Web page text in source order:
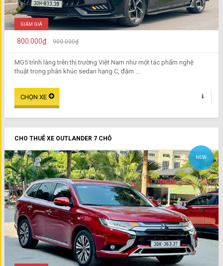
GIẢM GIÁ
800.000₫ 900.000₫
MG5 trình làng trên thị trường Việt Nam như một tác phẩm nghệ
thuật trong phân khúc sedan hạng C, đậm ...
CHO THUÊ XE OUTLANDER 7 CHỖ
NEW